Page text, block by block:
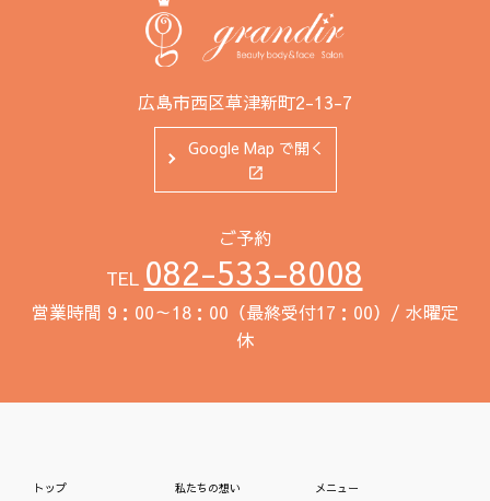
広島市西区草津新町2-13-7
Google Map で開く
ご予約
TEL 082-533-8008
営業時間 9：00～18：00（最終受付17：00）/ 水曜定
休
トップ 私たちの想い メニュー